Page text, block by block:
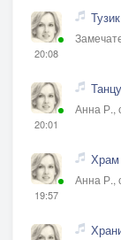
20:08
20:01
Анна Р.,
19:57
Анна Р.,